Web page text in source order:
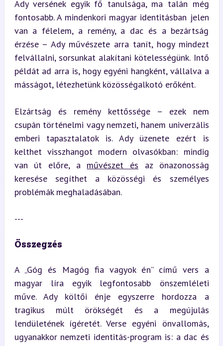
Ady versének egyik fő tanulsága, ma talán még
fontosabb. A mindenkori magyar identitásban jelen
van a félelem, a remény, a dac és a bezártság
érzése – Ady művészete arra tanít, hogy mindezt
felvállalni, sorsunkat alakítani kötelességünk. Intő
példát ad arra is, hogy egyéni hangként, vállalva a
másságot, létezhetünk közösségalkotó erőként.
Elzártság és remény kettőssége – ezek nem
csupán történelmi vagy nemzeti, hanem univerzális
emberi tapasztalatok is. Ady üzenete ezért is
kelthet visszhangot modern olvasókban: mindig
van út előre, a művészet és az önazonosság
keresése segíthet a közösségi és személyes
problémák meghaladásában.
---
Összegzés
A „Góg és Magóg fia vagyok én” című vers a
magyar líra egyik legfontosabb önszemléleti
műve. Ady költői énje egyszerre hordozza a
tragikus múlt örökségét és a megújulás
lendületének ígéretét. Verse egyéni önvallomás,
ugyanakkor nemzeti identitás-program is: a dac és